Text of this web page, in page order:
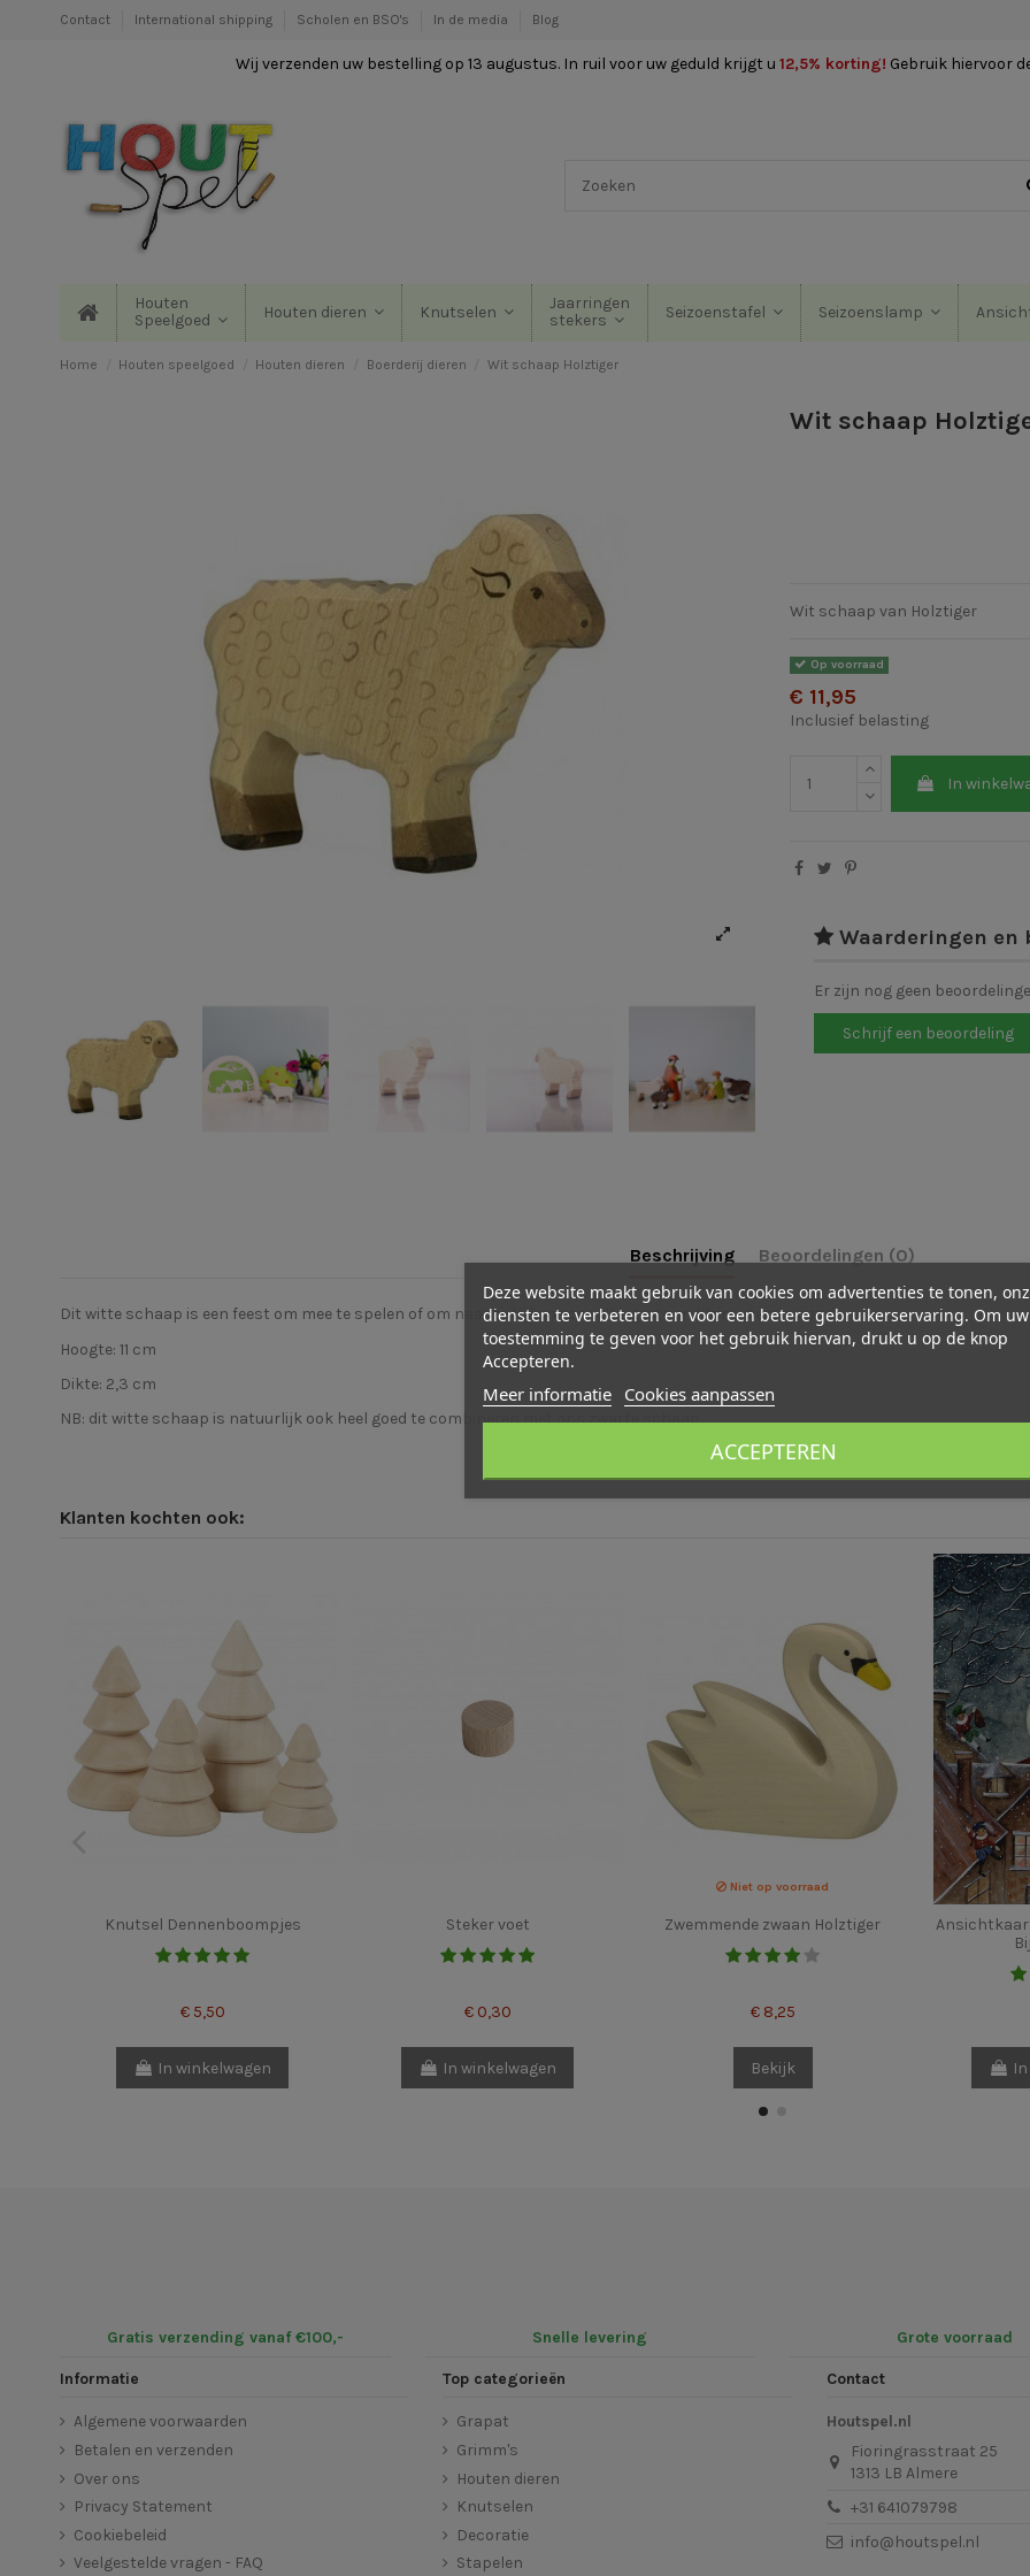
Contact International shipping Scholen en BSO's In de media Blog
Wij verzenden uw bestelling op 13 augustus. In ruil voor uw geduld krijgt u 12,5% korting! Gebruik hiervoor
Houten
Speelgoed
Houten dieren Knutselen
Jaarringen
stekers
Seizoenstafel Seizoenslamp
Home Houten speelgoed Houten dieren Boerderij dieren Wit schaap Holztiger
Wit schaap
Wit schaap van Holztiger
Op voorraad
€ 11,95
Inclusief belasting
In
Waarderingen en
Er zijn nog geen
Schrijf een beoordeling
Beschrijving Beoordelingen (0)
Dit witte schaap is een feest om mee te spelen of om naar te kijken voor elke grote en kleine dierenvriend.
Hoogte: 11 cm
Dikte: 2,3 cm
NB: dit witte schaap is natuurlijk ook heel goed te combineren met onszwarte schaap.
Klanten kochten ook:
Knutsel Dennenboompjes
€ 5,50
In winkelwagen
Steker voet
€ 0,30
In winkelwagen
Niet op voorraad
Zwemmende zwaan Holztiger
€ 8,25
Bekijk
Gratis verzending vanaf €100,- Snelle levering Grote voorraad
Informatie
Algemene voorwaarden
Betalen en verzenden
Over ons
Privacy Statement
Cookiebeleid
Veelgestelde vragen - FAQ
Top categorieën
Grapat
Grimm's
Houten dieren
Knutselen
Decoratie
Stapelen
Contact
Houtspel.nl
Fioringrasstraat 25
1313 LB Almere
+31 641079798
info@houtspel.nl
Deze website maakt gebruik van cookies om advertenties te tonen,
diensten te verbeteren en voor een betere gebruikerservaring. Om uw
toestemming te geven voor het gebruik hiervan, drukt u op de knop
Accepteren.
Meer informatie Cookies aanpassen
ACCEPTEREN